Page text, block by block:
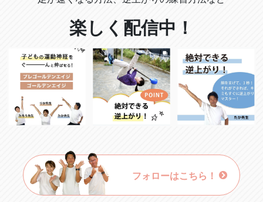
楽しく配信中！
フォローはこちら！